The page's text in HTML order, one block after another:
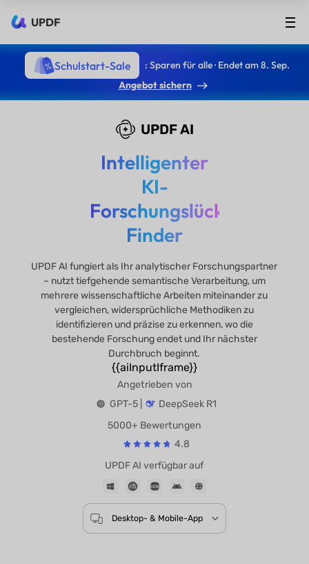
UPDF
Schulstart-Sale
: Sparen für alle · Endet am 8. Sep.
Angebot sichern
UPDF AI
Intelligenter
KI-
Forschungslücken-
Finder
UPDF AI fungiert als Ihr analytischer Forschungspartner
– nutzt tiefgehende semantische Verarbeitung, um
mehrere wissenschaftliche Arbeiten miteinander zu
vergleichen, widersprüchliche Methodiken zu
identifizieren und präzise zu erkennen, wo die
bestehende Forschung endet und Ihr nächster
Durchbruch beginnt.
{{aiInputIframe}}
Angetrieben von
GPT-5 |
DeepSeek R1
5000+ Bewertungen
4.8
UPDF AI verfügbar auf